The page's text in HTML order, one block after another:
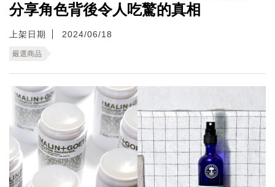
分享角色背後令人吃驚的真相
上架日期 2024/06/18
嚴選商品